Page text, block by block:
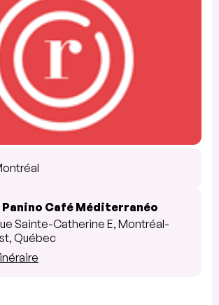
Panino Café Méditerranéo
Sainte-Catherine E, Montréal-
Québec